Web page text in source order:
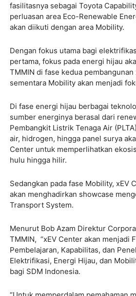
fasilitasnya sebagai Toyota
perluasan area Eco-Renewable
akan diikuti dengan area Mobility.
Dengan fokus utama bagi
pertama, fokus pada energi hijau
TMMIN di fase kedua pembangunan
sementara Mobility akan menjadi
Di fase energi hijau berbagai
sumber energinya berasal dari
Pembangkit Listrik Tenaga Air
air, hidrogen, hingga panel surya
Center untuk memperlihatkan
hulu hingga hilir.
Sedangkan pada fase Mobility, xEV
akan menghadirkan showcase
Transport System.
Menurut Bob Azam Direktur
TMMIN, “xEV Center akan menjadi
Pembelajaran, Kapabilitas, dan
Elektrifikasi, Energi Hijau, dan
bagi SDM Indonesia.